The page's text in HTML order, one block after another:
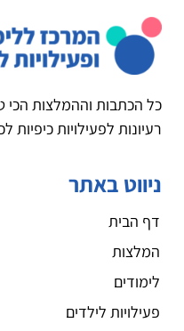
כל הכתבות וההמלצות הכי
רעיונות לפעילויות
ניווט באתר
דף הבית
המלצות
לימודים
פעילויות לילדים